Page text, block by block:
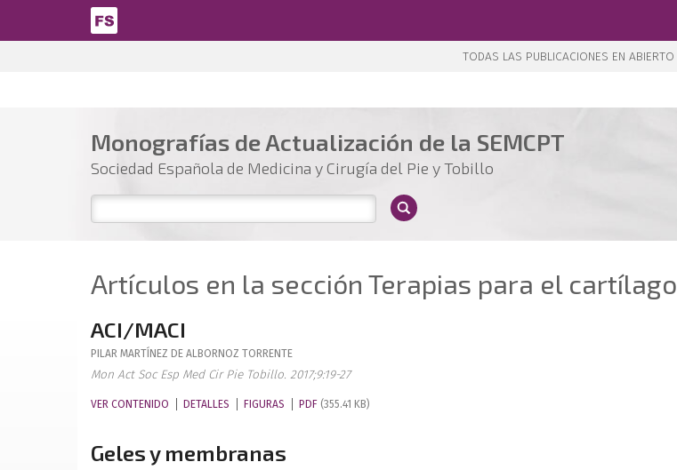
Pasar al contenido principal
TODAS LAS PUBLICACIONES EN ABIERTO |
Monografías de Actualización de la SEMCPT
Sociedad Española de Medicina y Cirugía del Pie y Tobillo
Artículos en la sección Terapias para el cartílago
ACI/MACI
PILAR MARTÍNEZ DE ALBORNOZ TORRENTE
Mon Act Soc Esp Med Cir Pie Tobillo. 2017;9:19-27
VER CONTENIDO DETALLES FIGURAS PDF (355.41 KB)
Geles y membranas